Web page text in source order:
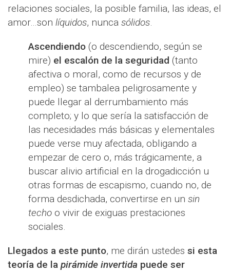
relaciones sociales, la posible familia, las ideas, el
amor…son líquidos, nunca sólidos.
Ascendiendo (o descendiendo, según se
mire) el escalón de la seguridad (tanto
afectiva o moral, como de recursos y de
empleo) se tambalea peligrosamente y
puede llegar al derrumbamiento más
completo; y lo que sería la satisfacción de
las necesidades más básicas y elementales
puede verse muy afectada, obligando a
empezar de cero o, más trágicamente, a
buscar alivio artificial en la drogadicción u
otras formas de escapismo, cuando no, de
forma desdichada, convertirse en un sin
techo o vivir de exiguas prestaciones
sociales.
Llegados a este punto, me dirán ustedes si esta
teoría de la pirámide invertida puede ser